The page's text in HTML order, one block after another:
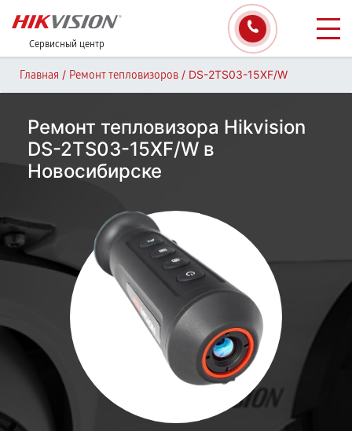
Сервисный центр
Главная / Ремонт тепловизоров / DS-2TS03-15XF/W
Ремонт тепловизора Hikvision
DS-2TS03-15XF/W в
Новосибирске